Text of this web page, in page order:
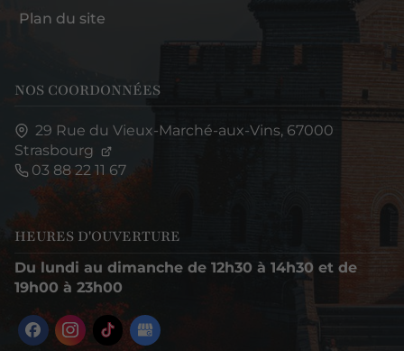
Plan du site
NOS COORDONNÉES
29 Rue du Vieux-Marché-aux-Vins, 67000
Strasbourg
03 88 22 11 67
HEURES D'OUVERTURE
Du lundi au dimanche de 12h30 à 14h30 et de
19h00 à 23h00